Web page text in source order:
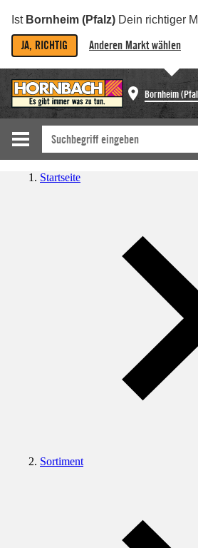
Ist Bornheim (Pfalz) Dein richtiger
JA, RICHTIG Anderen Markt wählen
Bornheim
Startseite
Sortiment